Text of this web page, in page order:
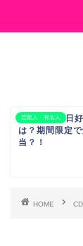
芸能人・有名人
ERROR(今日
は？期間限定
当？！
HOME CD